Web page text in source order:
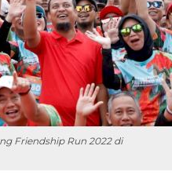
Friendship Run 2022 di